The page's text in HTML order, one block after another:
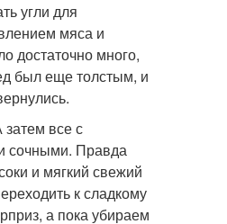
угли для
мяса и
достаточно много,
был еще толстым, и
все с
сочными. Правда
и мягкий свежий
к сладкому
а пока убираем